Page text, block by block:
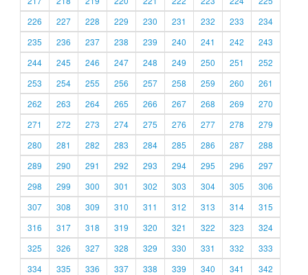
226
227 228 229 230 231 232 233
234
235
236 237 238 239 240 241 242
243
244
245 246 247 248 249 250 251
252
253
254 255 256 257 258 259 260
261
262
263 264 265 266 267 268 269
270
271
272 273 274 275 276 277 278
279
280
281 282 283 284 285 286 287
288
289
290 291 292 293 294 295 296
297
298
299 300 301 302 303 304 305
306
307
308 309 310 311 312 313 314
315
316
317 318 319 320 321 322 323
324
325
326 327 328 329 330 331 332
333
334
335 336 337 338 339 340 341 342